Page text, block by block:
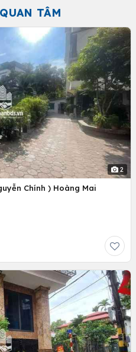
TÂM
2
Chính ) Hoàng Mai